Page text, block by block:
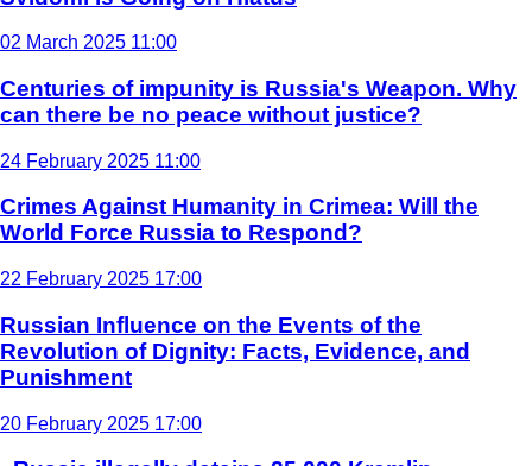
02 March 2025 11:00
Centuries of impunity is Russia's Weapon. Why
can there be no peace without justice?
24 February 2025 11:00
Crimes Against Humanity in Crimea: Will the
World Force Russia to Respond?
22 February 2025 17:00
Russian Influence on the Events of the
Revolution of Dignity: Facts, Evidence, and
Punishment
20 February 2025 17:00